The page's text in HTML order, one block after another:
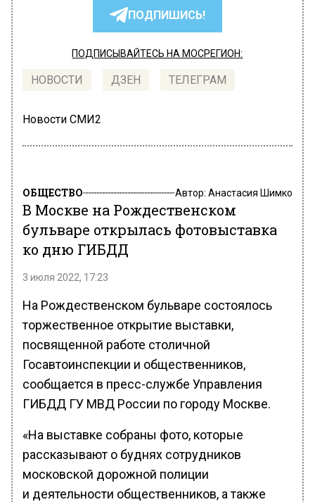
ПОДПИШИСЬ!
ПОДПИСЫВАЙТЕСЬ НА МОСРЕГИОН:
НОВОСТИ ДЗЕН ТЕЛЕГРАМ
Новости СМИ2
ОБЩЕСТВО Автор: Анастасия Шимко
В Москве на Рождественском
бульваре открылась фотовыставка
ко дню ГИБДД
3 июля 2022, 17:23
На Рождественском бульваре состоялось
торжественное открытие выставки,
посвященной работе столичной
Госавтоинспекции и общественников,
сообщается в пресс-службе Управления
ГИБДД ГУ МВД России по городу Москве.
«На выставке собраны фото, которые
рассказывают о буднях сотрудников
московской дорожной полиции
и деятельности общественников, а также